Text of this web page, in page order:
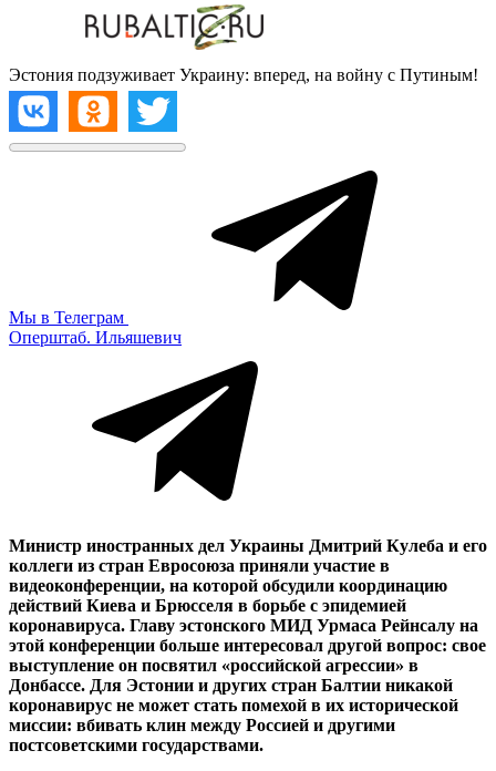
Эстония подзуживает Украину: вперед, на войну с Путиным!
Мы в Телеграм
Оперштаб. Ильяшевич
Министр иностранных дел Украины Дмитрий Кулеба и его
коллеги из стран Евросоюза приняли участие в
видеоконференции, на которой обсудили координацию
действий Киева и Брюсселя в борьбе с эпидемией
коронавируса. Главу эстонского МИД Урмаса Рейнсалу на
этой конференции больше интересовал другой вопрос: свое
выступление он посвятил «российской агрессии» в
Донбассе. Для Эстонии и других стран Балтии никакой
коронавирус не может стать помехой в их исторической
миссии: вбивать клин между Россией и другими
постсоветскими государствами.